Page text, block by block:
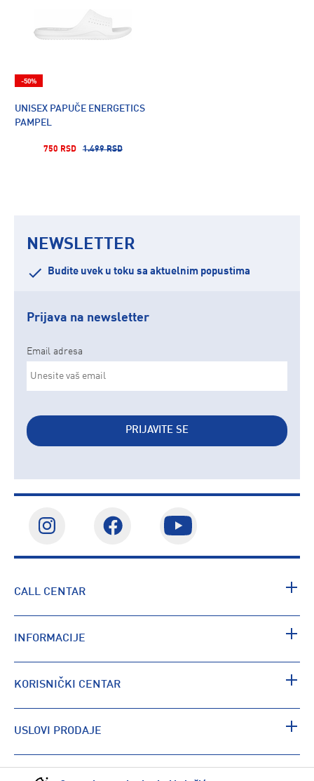
UNISEX PAPUČE ENERGETICS
PAMPEL
750 RSD 1.499 RSD
-50%
NEWSLETTER
Budite uvek u toku sa aktuelnim popustima
Prijava na newsletter
Email adresa
PRIJAVITE SE
CALL CENTAR
INFORMACIJE
KORISNIČKI CENTAR
USLOVI PRODAJE
PRONAĐI RADNJU